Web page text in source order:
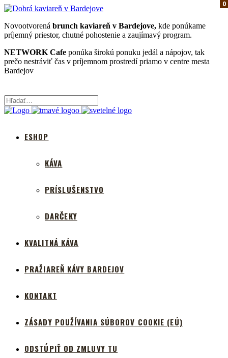
Novootvorená brunch kaviareň v Bardejove, kde ponúkame
príjemný priestor, chutné pohostenie a zaujímavý program.
NETWORK Cafe ponúka širokú ponuku jedál a nápojov, tak
prečo nestráviť čas v príjemnom prostredí priamo v centre mesta
Bardejov
ESHOP
KÁVA
PRÍSLUŠENSTVO
DARČEKY
KVALITNÁ KÁVA
PRAŽIAREŇ KÁVY BARDEJOV
KONTAKT
ZÁSADY POUŽÍVANIA SÚBOROV COOKIE (EÚ)
ODSTÚPIŤ OD ZMLUVY TU
0
0
0